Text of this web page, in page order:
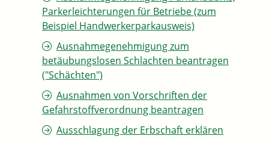
Parkerleichterungen für Betriebe (zum
Beispiel Handwerkerparkausweis)
Ausnahmegenehmigung zum
betäubungslosen Schlachten beantragen
("Schächten")
Ausnahmen von Vorschriften der
Gefahrstoffverordnung beantragen
Ausschlagung der Erbschaft erklären